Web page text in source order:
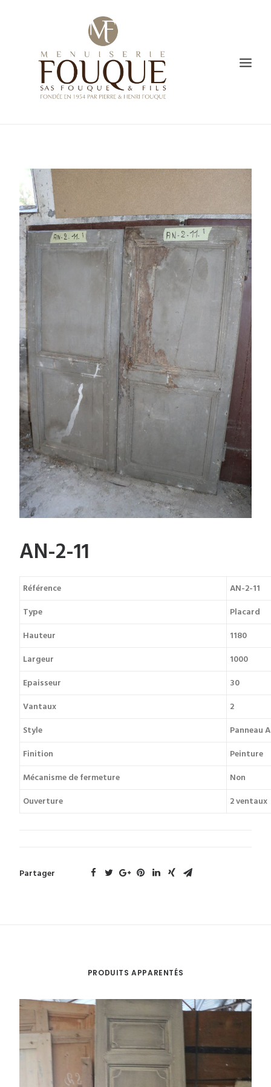
SAVOIR-FAIRE
CREATION
L’ATELIER DE FABRICATION
GALERIE
VIDÉO
PORTES ANCIENNES
AN-2-11
Référence
AN-2-11
Type
Placard
Hauteur
1180
Largeur
1000
Epaisseur
30
Vantaux
2
Style
Panneau A
Finition
Peinture
Mécanisme de fermeture
Non
Ouverture
2 ventaux
Partager
PRODUITS APPARENTÉS